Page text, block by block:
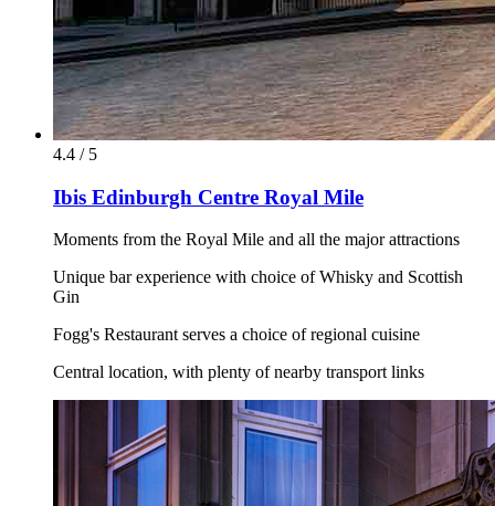
4.4 / 5
Ibis Edinburgh Centre Royal Mile
Moments from the Royal Mile and all the major attractions
Unique bar experience with choice of Whisky and Scottish
Gin
Fogg's Restaurant serves a choice of regional cuisine
Central location, with plenty of nearby transport links